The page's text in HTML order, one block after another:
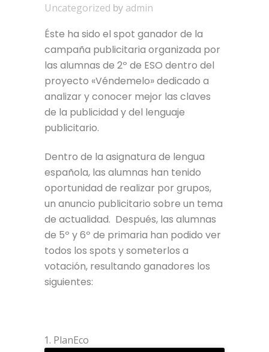
Uncategorized by admin
Éste ha sido el spot ganador de la
campaña publicitaria organizada por
las alumnas de 2º de ESO dentro del
proyecto «Véndemelo» dedicado a
analizar y conocer mejor las claves
de la publicidad y del lenguaje
publicitario.
Dentro de la asignatura de lengua
española, las alumnas han tenido
oportunidad de realizar por grupos,
un anuncio publicitario sobre un tema
de actualidad. Después, las alumnas
de 5º y 6º de primaria han podido ver
todos los spots y someterlos a
votación, resultando ganadores los
siguientes:
PlanEco